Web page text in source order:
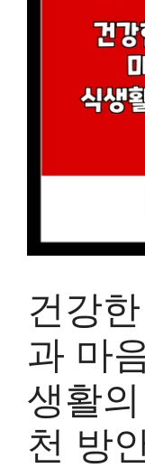
건강
과 마
생활
천 방